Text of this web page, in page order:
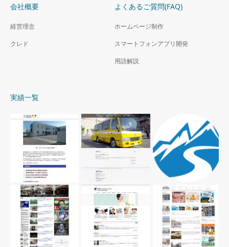
ング体験
会社概要
経営理念
クレド
よくあるご質問(FAQ)
ホームページ制作
スマートフォンアプリ開発
用語解説
実績一覧